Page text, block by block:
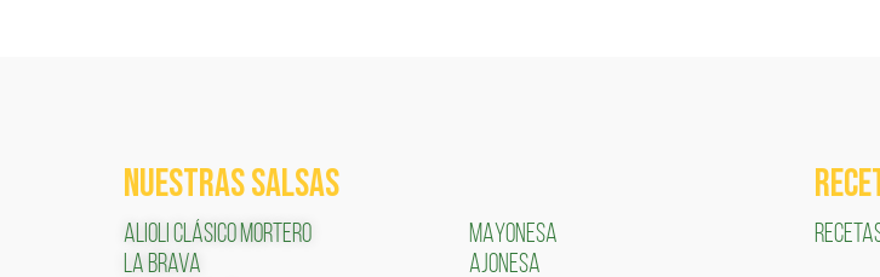
NUESTRAS SALSAS
ALIOLI CLÁSICO MORTERO
LA BRAVA
MAYONESA
AJONESA